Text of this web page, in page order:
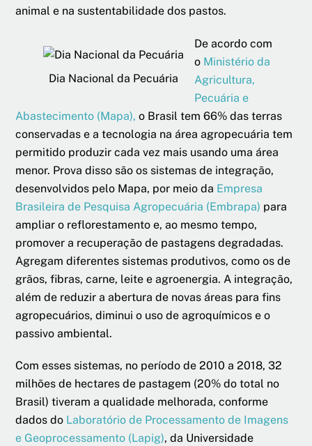
animal e na sustentabilidade dos pastos.
Dia Nacional da Pecuária
De acordo com
o Ministério da
Agricultura,
Pecuária e
Abastecimento (Mapa), o Brasil tem 66% das terras
conservadas e a tecnologia na área agropecuária tem
permitido produzir cada vez mais usando uma área
menor. Prova disso são os sistemas de integração,
desenvolvidos pelo Mapa, por meio da Empresa
Brasileira de Pesquisa Agropecuária (Embrapa) para
ampliar o reflorestamento e, ao mesmo tempo,
promover a recuperação de pastagens degradadas.
Agregam diferentes sistemas produtivos, como os de
grãos, fibras, carne, leite e agroenergia. A integração,
além de reduzir a abertura de novas áreas para fins
agropecuários, diminui o uso de agroquímicos e o
passivo ambiental.
Com esses sistemas, no período de 2010 a 2018, 32
milhões de hectares de pastagem (20% do total no
Brasil) tiveram a qualidade melhorada, conforme
dados do Laboratório de Processamento de Imagens
e Geoprocessamento (Lapig), da Universidade